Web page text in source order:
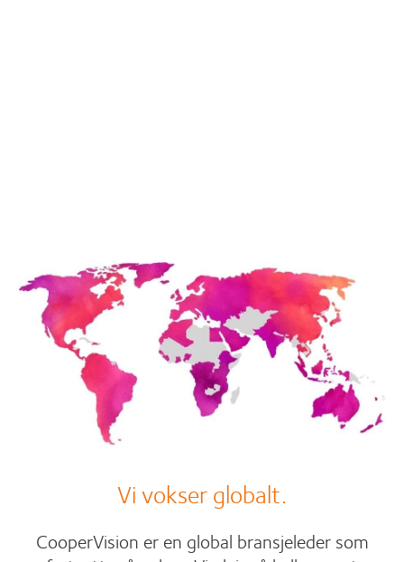
Vi vokser globalt.
CooperVision er en global bransjeleder som